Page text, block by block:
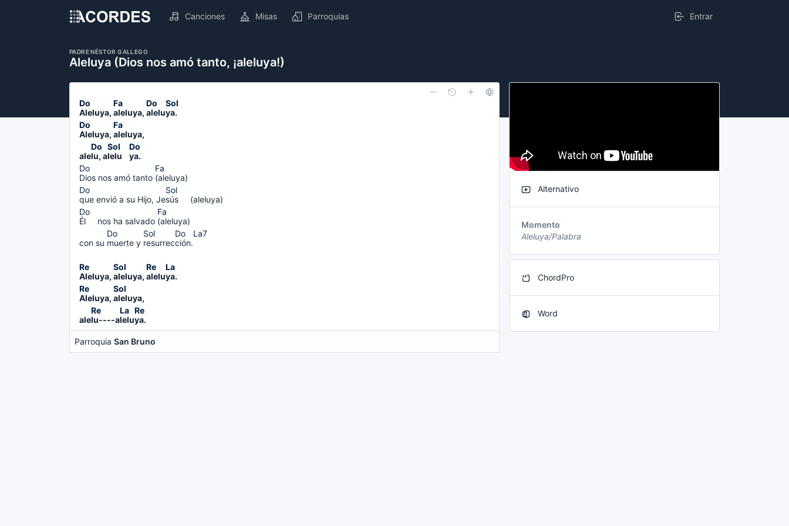
Entrar
Canciones Misas Parroquias
PADRE NÉSTOR GALLEGO
Aleluya (Dios nos amó tanto, ¡aleluya!)
Aleluya, aleluya, aleluya.
Aleluya, aleluya,
alelu, alelu ya.
Dios nos amó tanto (aleluya)
que envió a su Hijo, Jesús (aleluya)
Él nos ha salvado (aleluya)
con su muerte y resurrección.
Aleluya, aleluya, aleluya.
Aleluya, aleluya,
alelu----aleluya.
Parroquia San Bruno
Alternativo
Momento
Aleluya/Palabra
ChordPro
Word